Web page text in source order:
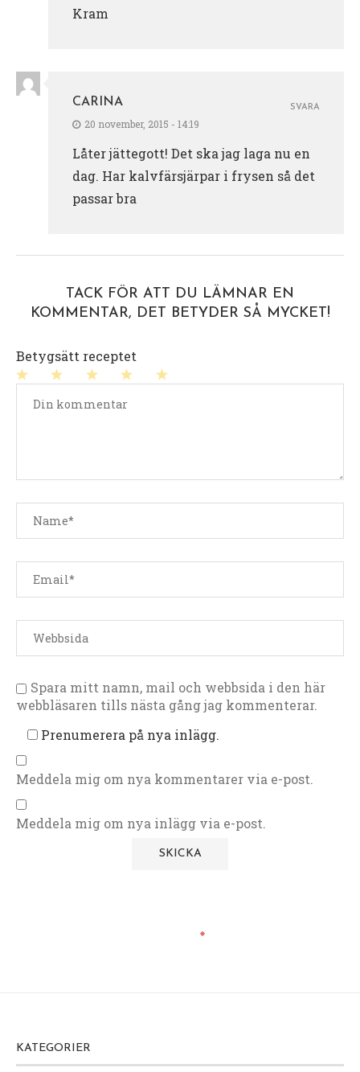
Kram
CARINA
20 november, 2015 - 14:19
Låter jättegott! Det ska jag laga nu en
dag. Har kalvfärsjärpar i frysen så det
passar bra
SVARA
TACK FÖR ATT DU LÄMNAR EN
KOMMENTAR, DET BETYDER SÅ MYCKET!
Betygsätt receptet
stjärnor
stjärnor
stjärnor
stjärna
Spara mitt namn, mail och webbsida i den här
webbläsaren tills nästa gång jag kommenterar.
Prenumerera på nya inlägg.
Meddela mig om nya kommentarer via e-post.
Meddela mig om nya inlägg via e-post.
KATEGORIER